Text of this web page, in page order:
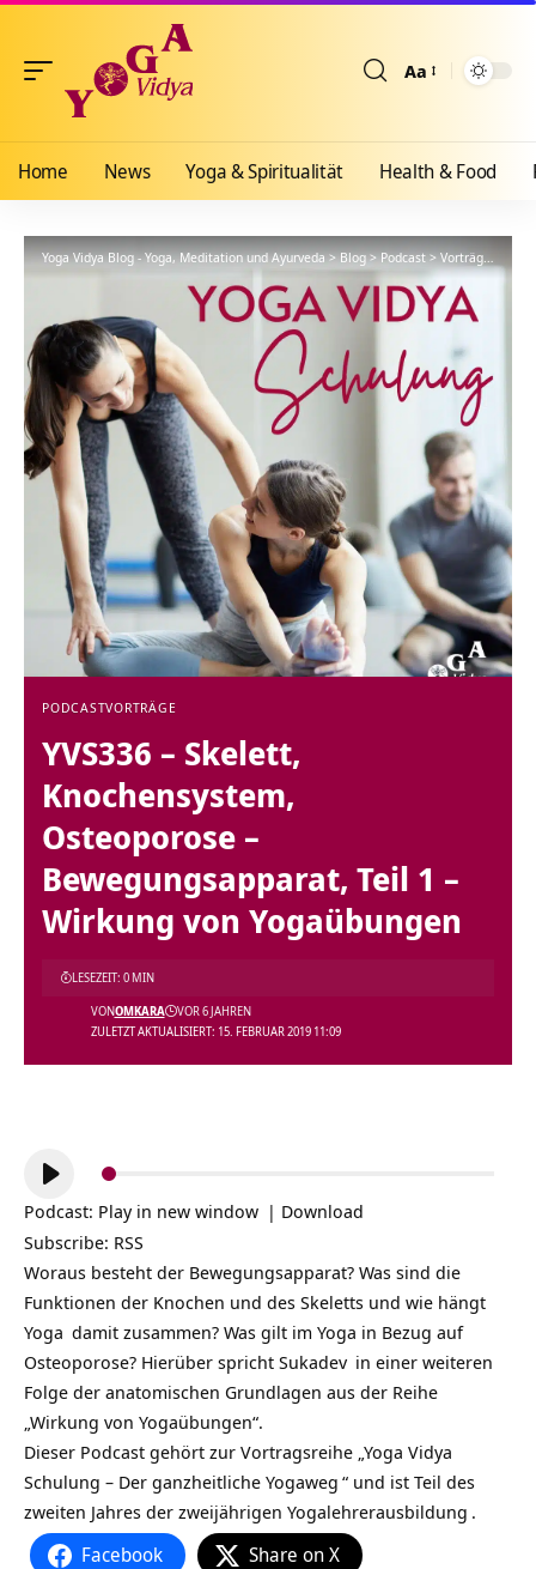
Aa
Home News Yoga & Spiritualität Health & Food
Yoga Vidya Blog - Yoga, Meditation und Ayurveda>Blog>Podcast>Vorträge >
PODCASTVORTRÄGE
YVS336 – Skelett,
Knochensystem,
Osteoporose –
Bewegungsapparat, Teil 1 –
Wirkung von Yogaübungen
ZULETZT AKTUALISIERT: 15. FEBRUAR 2019 11:09
VONOMKARA VOR 6 JAHREN
LESEZEIT: 0 MIN
Audio-
Player
Podcast: Play in new window | Download
Subscribe: RSS
Woraus besteht der Bewegungsapparat? Was sind die
Funktionen der Knochen und des Skeletts und wie hängt
Yoga damit zusammen? Was gilt im Yoga in Bezug auf
Osteoporose? Hierüber spricht Sukadev in einer weiteren
Folge der anatomischen Grundlagen aus der Reihe
„Wirkung von Yogaübungen“.
Dieser Podcast gehört zur Vortragsreihe „Yoga Vidya
Schulung – Der ganzheitliche Yogaweg “ und ist Teil des
zweiten Jahres der zweijährigen Yogalehrerausbildung .
Facebook Share on X